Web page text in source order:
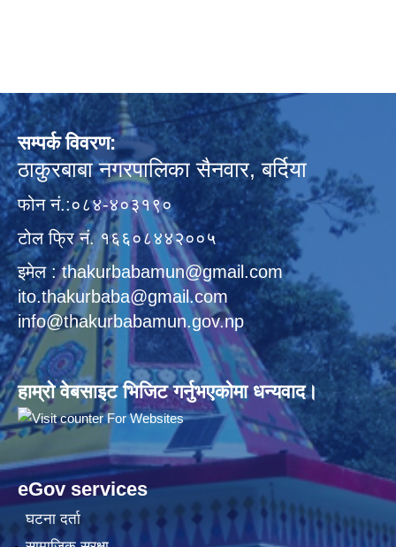
सम्पर्क विवरण:
ठाकुरबाबा नगरपालिका सैनवार, बर्दिया
फोन नं.:०८४-४०३१९०
टोल फ्रि नं. १६६०८४४२००५
इमेल : thakurbabamun@gmail.com
ito.thakurbaba@gmail.com
info@thakurbabamun.gov.np
हाम्रो वेबसाइट भिजिट गर्नुभएकोमा धन्यवाद।
eGov services
घटना दर्ता